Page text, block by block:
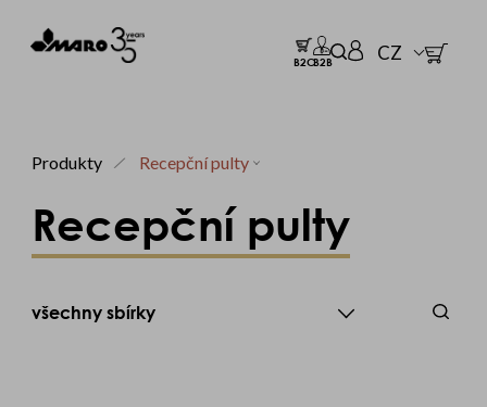
B2CB2B CZ
Produkty Recepční pulty
Recepční pulty
všechny sbírky